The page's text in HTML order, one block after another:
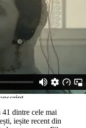
41 dintre cele mai
ieșite recent din